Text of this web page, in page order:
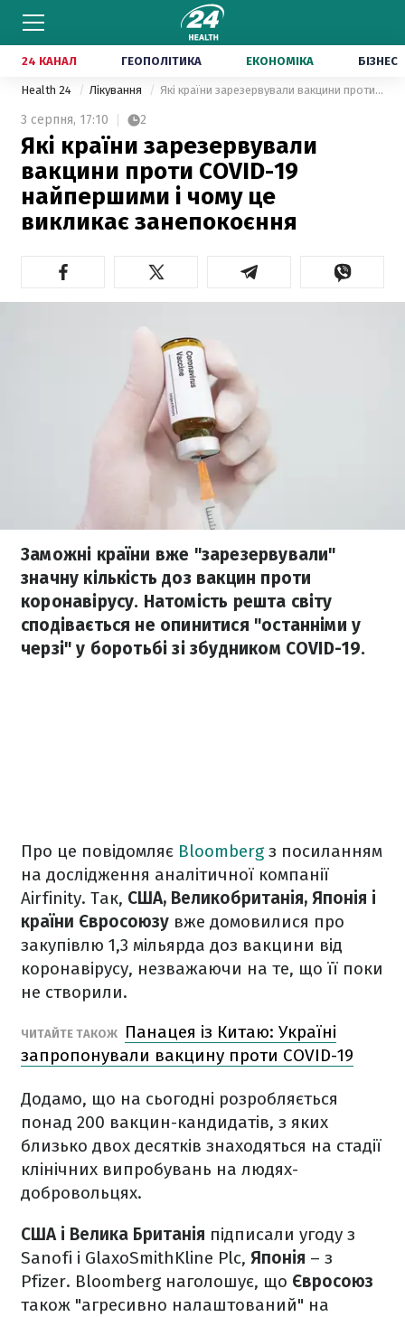
24 КАНАЛ ГЕОПОЛІТИКА ЕКОНОМІКА БІЗНЕС
Health 24 Лікування Які країни зарезервували вакцини проти COVID-19 найпершими і чому це викликає занепокоєння
3 серпня, 17:10 2
Які країни зарезервували
вакцини проти COVID-19
найпершими і чому це
викликає занепокоєння
Заможні країни вже "зарезервували"
значну кількість доз вакцин проти
коронавірусу. Натомість решта світу
сподівається не опинитися "останніми у
черзі" у боротьбі зі збудником COVID-19.
Про це повідомляє Bloombergз посиланням
на дослідження аналітичної компанії
Airfinity. Так, CША, Великобританія, Японія і
країни Євросоюзу вже домовилися про
закупівлю 1,3 мільярда доз вакцини від
коронавірусу, незважаючи на те, що її поки
не створили.
ЧИТАЙТЕ ТАКОЖ
Панацея із Китаю: Україні
запропонували вакцину проти COVID-19
Додамо, що на сьогодні розробляється
понад 200 вакцин-кандидатів, з яких
близько двох десятків знаходяться на стадії
клінічних випробувань на людях-
добровольцях.
США і Велика Британія підписали угоду з
Sanofi і GlaxoSmithKline Plc, Японія – з
Pfizer. Bloomberg наголошує, що Євросоюз
також "агресивно налаштований" на